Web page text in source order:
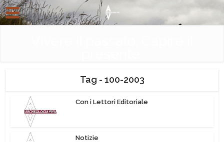
Tag - 100-2003
Con i Lettori Editoriale
Notizie